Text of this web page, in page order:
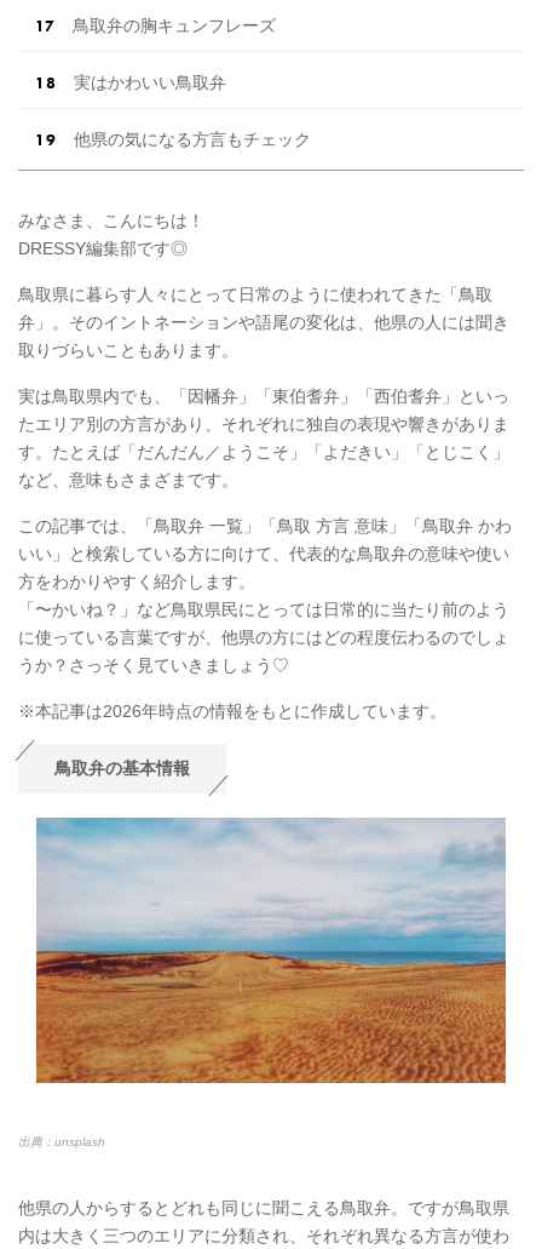
鳥取弁の胸キュンフレーズ
実はかわいい鳥取弁
他県の気になる方言もチェック
みなさま、こんにちは！
DRESSY編集部です◎
鳥取県に暮らす人々にとって日常のように使われてきた「鳥取
弁」。そのイントネーションや語尾の変化は、他県の人には聞き
取りづらいこともあります。
実は鳥取県内でも、「因幡弁」「東伯耆弁」「西伯耆弁」といっ
たエリア別の方言があり、それぞれに独自の表現や響きがありま
す。たとえば「だんだん／ようこそ」「よだきい」「とじこく」
など、意味もさまざまです。
この記事では、「鳥取弁 一覧」「鳥取 方言 意味」「鳥取弁 かわ
いい」と検索している方に向けて、代表的な鳥取弁の意味や使い
方をわかりやすく紹介します。
「〜かいね？」など鳥取県民にとっては日常的に当たり前のよう
に使っている言葉ですが、他県の方にはどの程度伝わるのでしょ
うか？さっそく見ていきましょう♡
※本記事は2026年時点の情報をもとに作成しています。
鳥取弁の基本情報
出典：unsplash
他県の人からするとどれも同じに聞こえる鳥取弁。ですが鳥取県
内は大きく三つのエリアに分類され、それぞれ異なる方言が使わ